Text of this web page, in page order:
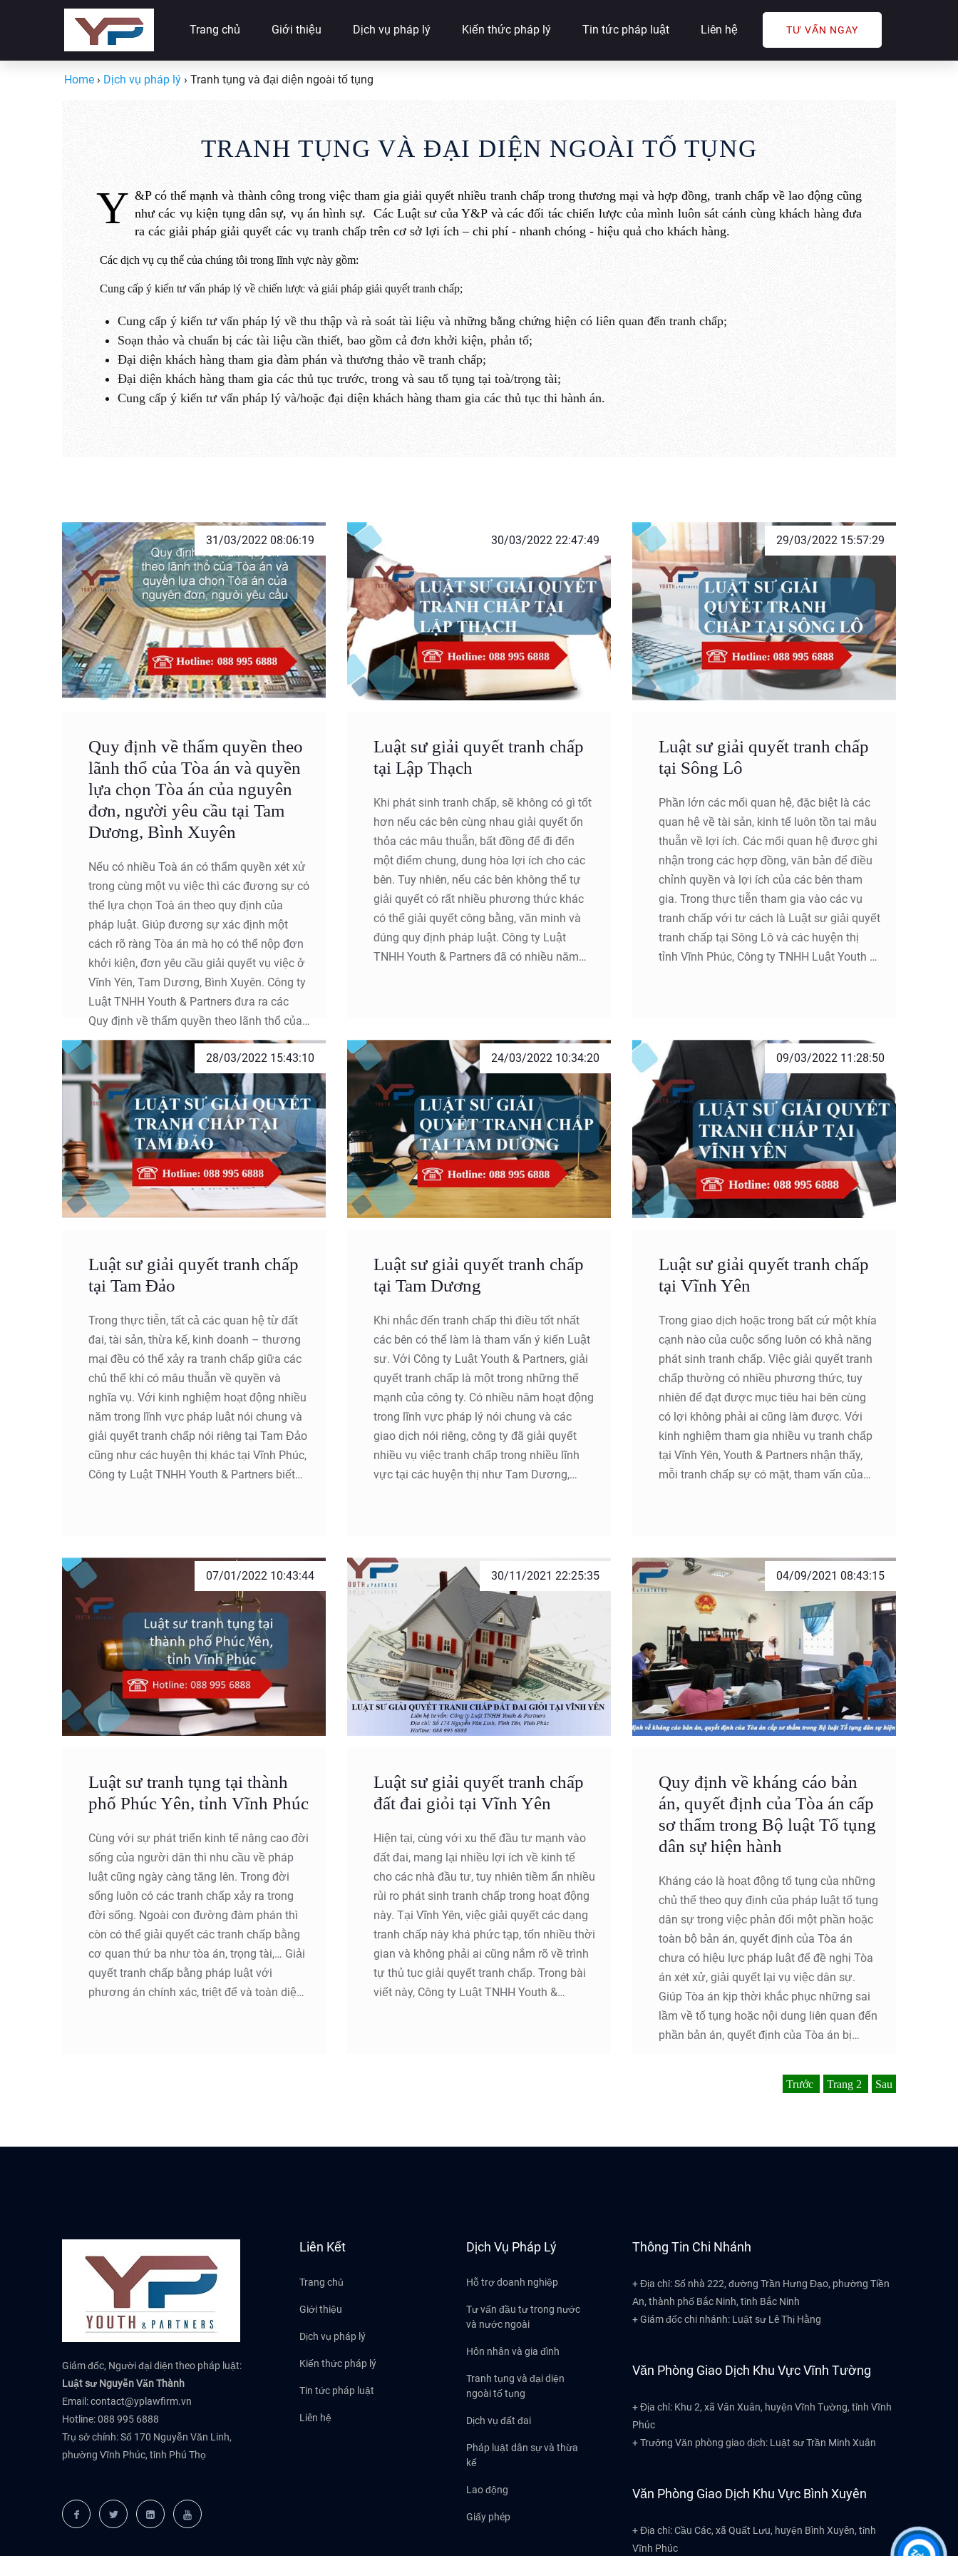
Trang chủ Giới thiệu Dịch vụ pháp lý Kiến thức pháp lý Tin tức pháp luật Liên hệ TƯ VẤN NGAY
Home › Dịch vụ pháp lý › Tranh tụng và đại diện ngoài tố tụng
TRANH TỤNG VÀ ĐẠI DIỆN NGOÀI TỐ TỤNG
Y &Pcó thế mạnh và thành công trong việc tham gia giải quyết nhiều tranh chấp trong thương mại và hợp đồng, tranh chấp về lao động cũng
như các vụ kiện tụng dân sự, vụ án hình sự. Các Luật sư của Y&Pvà các đối tác chiến lược của mình luôn sát cánh cùng khách hàng đưa
ra các giải pháp giải quyết các vụ tranh chấp trên cơ sở lợi ích – chi phí - nhanh chóng - hiệu quả cho khách hàng.
Các dịch vụ cụ thể của chúng tôi trong lĩnh vực này gồm:
Cung cấp ý kiến tư vấn pháp lý về chiến lược và giải pháp giải quyết tranh chấp;
Cung cấp ý kiến tư vấn pháp lý về thu thập và rà soát tài liệu và những bằng chứng hiện có liên quan đến tranh chấp;
Soạn thảo và chuẩn bị các tài liệu cần thiết, bao gồm cả đơn khởi kiện, phản tố;
Đại diện khách hàng tham gia đàm phán và thương thảo về tranh chấp;
Đại diện khách hàng tham gia các thủ tục trước, trong và sau tố tụng tại toà/trọng tài;
Cung cấp ý kiến tư vấn pháp lý và/hoặc đại diện khách hàng tham gia các thủ tục thi hành án.
31/03/2022 08:06:19
Quy định về thẩm quyền theo
lãnh thổ của Tòa án và quyền
lựa chọn Tòa án của nguyên
đơn, người yêu cầu tại Tam
Dương, Bình Xuyên
Nếu có nhiều Toà án có thẩm quyền xét xử
trong cùng một vụ việc thì các đương sự có
thể lựa chọn Toà án theo quy định của
pháp luật. Giúp đương sự xác định một
cách rõ ràng Tòa án mà họ có thể nộp đơn
khởi kiện, đơn yêu cầu giải quyết vụ việc ở
Vĩnh Yên, Tam Dương, Bình Xuyên. Công ty
Luật TNHH Youth & Partners đưa ra các
Quy định về thẩm quyền theo lãnh thổ của
Tòa án và quyền lựa chọn Tòa án của
nguyên đơn, người yêu cầu tại Tam Dương,
Bình Xuyên,…
30/03/2022 22:47:49
Luật sư giải quyết tranh chấp
tại Lập Thạch
Khi phát sinh tranh chấp, sẽ không có gì tốt
hơn nếu các bên cùng nhau giải quyết ổn
thỏa các mâu thuẫn, bất đồng để đi đến
một điểm chung, dung hòa lợi ích cho các
bên. Tuy nhiên, nếu các bên không thể tự
giải quyết có rất nhiều phương thức khác
có thể giải quyết công bằng, văn minh và
đúng quy định pháp luật. Công ty Luật
TNHH Youth & Partners đã có nhiều năm
Luật sư trong việc giải quyết tranh chấp.
29/03/2022 15:57:29
Luật sư giải quyết tranh chấp
tại Sông Lô
Phần lớn các mối quan hệ, đặc biệt là các
quan hệ về tài sản, kinh tế luôn tồn tại mâu
thuẫn về lợi ích. Các mối quan hệ được ghi
nhận trong các hợp đồng, văn bản để điều
chỉnh quyền và lợi ích của các bên tham
gia. Trong thực tiễn tham gia vào các vụ
tranh chấp với tư cách là Luật sư giải quyết
tranh chấp tại Sông Lô và các huyện thị
tỉnh Vĩnh Phúc, Công ty TNHH Luật Youth &
cho khách hàng, chúng tôi luôn mang đến
những dịch vụ chất lượng nhất cho tổ chức
và cá nhân trong lĩnh vực giải quyết tranh
28/03/2022 15:43:10
Luật sư giải quyết tranh chấp
tại Tam Đảo
Trong thực tiễn, tất cả các quan hệ từ đất
đai, tài sản, thừa kế, kinh doanh – thương
mại đều có thể xảy ra tranh chấp giữa các
chủ thể khi có mâu thuẫn về quyền và
nghĩa vụ. Với kinh nghiệm hoạt động nhiều
năm trong lĩnh vực pháp luật nói chung và
giải quyết tranh chấp nói riêng tại Tam Đảo
cũng như các huyện thị khác tại Vĩnh Phúc,
Công ty Luật TNHH Youth & Partners biết
24/03/2022 10:34:20
Luật sư giải quyết tranh chấp
tại Tam Dương
Khi nhắc đến tranh chấp thì điều tốt nhất
các bên có thể làm là tham vấn ý kiến Luật
sư. Với Công ty Luật Youth & Partners, giải
quyết tranh chấp là một trong những thế
mạnh của công ty. Có nhiều năm hoạt động
trong lĩnh vực pháp lý nói chung và các
giao dịch nói riêng, công ty đã giải quyết
nhiều vụ việc tranh chấp trong nhiều lĩnh
vực tại các huyện thị như Tam Dương,
lợi ích hợp pháp của khách hàng.
09/03/2022 11:28:50
Luật sư giải quyết tranh chấp
tại Vĩnh Yên
Trong giao dịch hoặc trong bất cứ một khía
cạnh nào của cuộc sống luôn có khả năng
phát sinh tranh chấp. Việc giải quyết tranh
chấp thường có nhiều phương thức, tuy
nhiên để đạt được mục tiêu hai bên cùng
có lợi không phải ai cũng làm được. Với
kinh nghiệm tham gia nhiều vụ tranh chấp
tại Vĩnh Yên, Youth & Partners nhận thấy,
mỗi tranh chấp sự có mặt, tham vấn của
quan hệ tranh chấp.
07/01/2022 10:43:44
Luật sư tranh tụng tại thành
phố Phúc Yên, tỉnh Vĩnh Phúc
Cùng với sự phát triển kinh tế nâng cao đời
sống của người dân thì nhu cầu về pháp
luật cũng ngày càng tăng lên. Trong đời
sống luôn có các tranh chấp xảy ra trong
đời sống. Ngoài con đường đàm phán thì
còn có thể giải quyết các tranh chấp bằng
cơ quan thứ ba như tòa án, trọng tài,… Giải
quyết tranh chấp bằng pháp luật với
phương án chính xác, triệt để và toàn diện.
30/11/2021 22:25:35
Luật sư giải quyết tranh chấp
đất đai giỏi tại Vĩnh Yên
Hiện tại, cùng với xu thế đầu tư mạnh vào
đất đai, mang lại nhiều lợi ích về kinh tế
cho các nhà đầu tư, tuy nhiên tiềm ẩn nhiều
rủi ro phát sinh tranh chấp trong hoạt động
này. Tại Vĩnh Yên, việc giải quyết các dạng
tranh chấp này khá phức tạp, tốn nhiều thời
gian và không phải ai cũng nắm rõ về trình
tự thủ tục giải quyết tranh chấp. Trong bài
viết này, Công ty Luật TNHH Youth &
04/09/2021 08:43:15
Quy định về kháng cáo bản
án, quyết định của Tòa án cấp
sơ thẩm trong Bộ luật Tố tụng
dân sự hiện hành
Kháng cáo là hoạt động tố tụng của những
chủ thể theo quy định của pháp luật tố tụng
dân sự trong việc phản đối một phần hoặc
toàn bộ bản án, quyết định của Tòa án
chưa có hiệu lực pháp luật để đề nghị Tòa
án xét xử, giải quyết lại vụ việc dân sự.
Giúp Tòa án kịp thời khắc phục những sai
lầm về tố tụng hoặc nội dung liên quan đến
phần bản án, quyết định của Tòa án bị
xét nội dung kháng cáo, đảm bảo bản án,
quyết định trước khi đưa ra thi hành là
quyền công dân, quyền và lợi ích hợp pháp
phố Vĩnh Yên và các huyện như Bình Xuyên,
định của Toà án cấp sơ thẩm diễn ra khá
nhiều, là căn cứ để Tòa án cấp phúc thẩm
xét xử lại vụ án dân sự và giải quyết lại việc
khi đưa ra thi hành là những bản án, quyết
định đúng đắn và chính xác. Chúng ta hãy
cùng tìm hiểu quy định về kháng cáo bản
trong Bộ luật Tố tụng dân sự hiện hành để
Trước Trang 2 Sau
Giám đốc, Người đại diện theo pháp luật:
Luật sư Nguyễn Văn Thành
Email:contact@yplawfirm.vn
Hotline: 088 995 6888
Trụ sở chính: Số 170 Nguyễn Văn Linh,
phường Vĩnh Phúc, tỉnh Phú Thọ
Liên Kết
Trang chủ
Giới thiệu
Dịch vụ pháp lý
Kiến thức pháp lý
Tin tức pháp luật
Liên hệ
Dịch Vụ Pháp Lý
Hỗ trợ doanh nghiệp
Tư vấn đầu tư trong nước
và nước ngoài
Hôn nhân và gia đình
Tranh tụng và đại diện
ngoài tố tụng
Dịch vụ đất đai
Pháp luật dân sự và thừa
kế
Lao động
Giấy phép
Thông Tin Chi Nhánh
+ Địa chỉ: Số nhà 222, đường Trần Hưng Đạo, phường Tiền
An, thành phố Bắc Ninh, tỉnh Bắc Ninh
+ Giám đốc chi nhánh: Luật sư Lê Thị Hằng
Văn Phòng Giao Dịch Khu Vực Vĩnh Tường
+ Địa chỉ: Khu 2, xã Vân Xuân, huyện Vĩnh Tường, tỉnh Vĩnh
Phúc
+ Trưởng Văn phòng giao dịch: Luật sư Trần Minh Xuân
Văn Phòng Giao Dịch Khu Vực Bình Xuyên
+ Địa chỉ: Cầu Các, xã Quất Lưu, huyện Bình Xuyên, tỉnh
Vĩnh Phúc